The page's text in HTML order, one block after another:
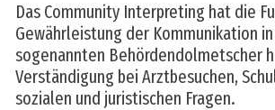
Das Community Interpreting hat die
Gewährleistung der Kommunikation
sogenannten Behördendolmetscher
Verständigung bei Arztbesuchen,
sozialen und juristischen Fragen.